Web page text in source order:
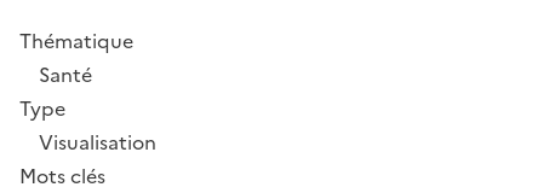
Thématique
Santé
Type
Visualisation
Mots clés